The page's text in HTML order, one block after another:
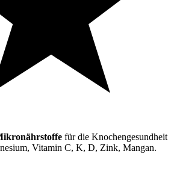
für die Knochengesundheit
Vitamin C, K, D, Zink, Mangan.